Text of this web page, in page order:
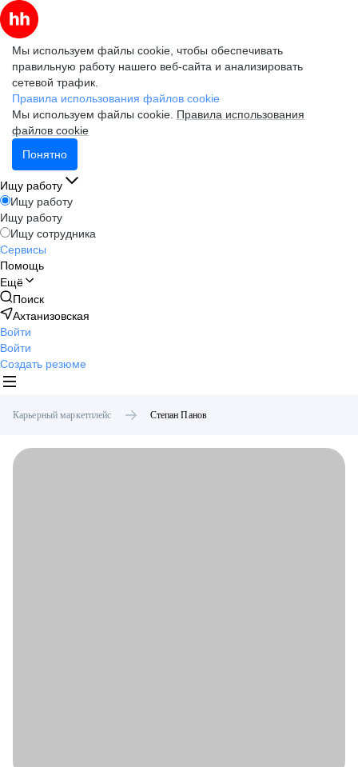
Мы используем файлы cookie, чтобы обеспечивать
правильную работу нашего веб-сайта и анализировать
сетевой трафик.
Правила использования файлов cookie
Мы используем файлы cookie. Правила использования
файлов cookie
Понятно
Ищу работу
Ищу работу
Ищу работу
Ищу сотрудника
Сервисы
Помощь
Ещё
Поиск
Ахтанизовская
Войти
Войти
Создать резюме
Карьерный маркетплейс Степан Панов